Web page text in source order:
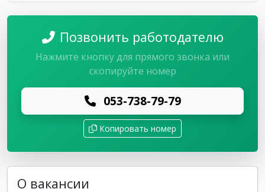
Позвонить работодателю
Нажмите кнопку для прямого звонка или
скопируйте номер
053-738-79-79
Копировать номер
О вакансии